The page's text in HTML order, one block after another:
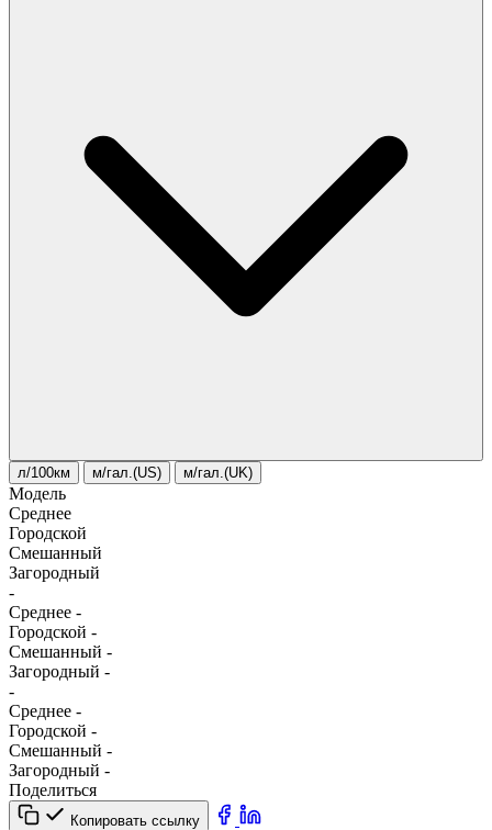
л/100км м/гал.(US) м/гал.(UK)
Модель
Среднее
Городской
Смешанный
Загородный
-
Среднее -
Городской -
Смешанный -
Загородный -
-
Среднее -
Городской -
Смешанный -
Загородный -
Поделиться
Копировать ссылку